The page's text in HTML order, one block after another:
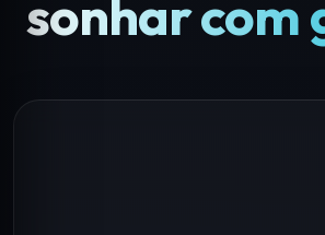
sonhar com